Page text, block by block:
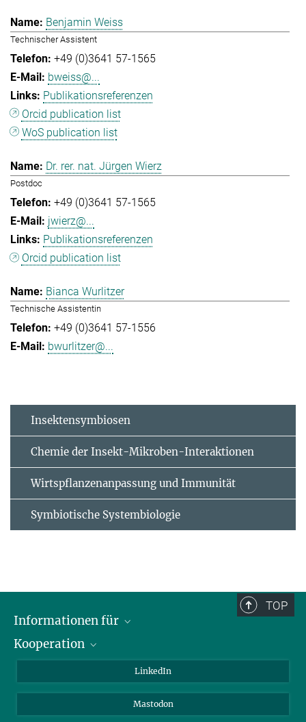
Benjamin Weiss
Technischer Assistent
+49 (0)3641 57-1565
bweiss@...
Publikationsreferenzen
Orcid publication list
WoS publication list
Dr. rer. nat. Jürgen Wierz
Postdoc
+49 (0)3641 57-1565
jwierz@...
Publikationsreferenzen
Orcid publication list
Bianca Wurlitzer
Technische Assistentin
+49 (0)3641 57-1556
bwurlitzer@...
Insektensymbiosen
Chemie der Insekt-Mikroben-Interaktionen
Wirtspflanzenanpassung und Immunität
Symbiotische Systembiologie
TOP
Informationen für
Journalisten
Kooperation
Max-Planck-Gesellschaft
Beutenberg Campus e.V.
LinkedIn
Mastodon